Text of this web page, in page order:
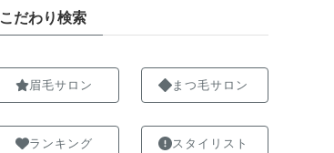
こだわり検索
眉毛サロン
ランキング
まつ毛サロン
スタイリスト